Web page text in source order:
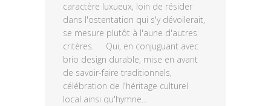
caractère luxueux, loin de résider
dans l'ostentation qui s'y dévoilerait,
se mesure plutôt à l'aune d'autres
critères. Qui, en conjuguant avec
brio design durable, mise en avant
de savoir-faire traditionnels,
célébration de l'héritage culturel
local ainsi qu'hymne...